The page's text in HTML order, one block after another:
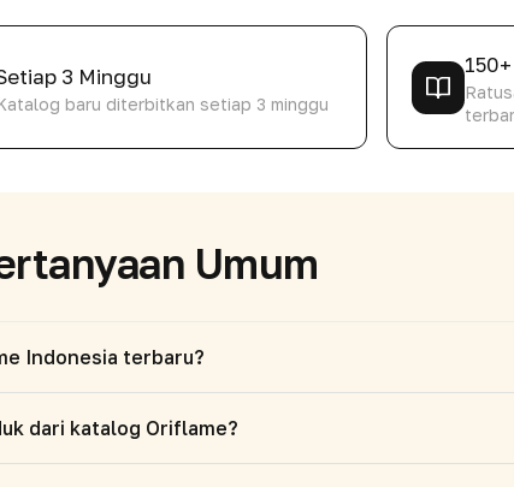
3 Minggu
baru diterbitkan setiap 3 minggu
Umum
Indonesia terbaru?
dari katalog Oriflame?